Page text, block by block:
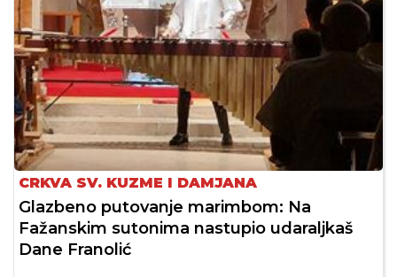
CRKVA SV. KUZME I DAMJANA
Glazbeno putovanje marimbom: Na
Fažanskim sutonima nastupio udaraljkaš
Dane Franolić